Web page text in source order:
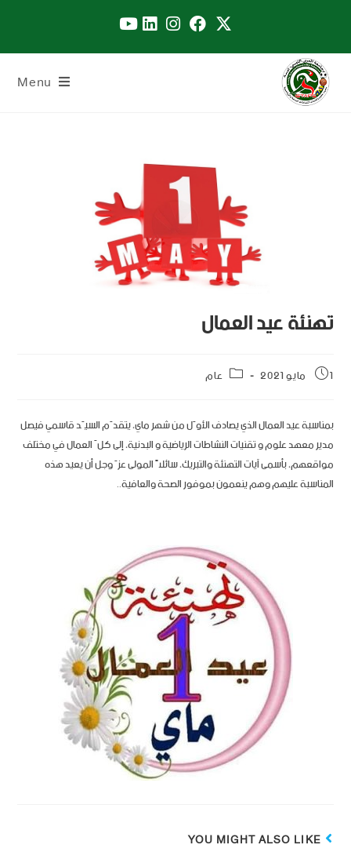
Menu
تهنئة عيد العمال
1 مايو 2021
عام
بمناسبة عيد العمال الذي يصادف الأوّل من شهر ماي، يتقدّم السيّد قاسمي فيصل
مدير معهد علوم و تقنيات النشاطات الرياضية و البدنية، إلى كلّ العمال في مختلف
مواقعهم، بأسمى آيات التهنئة والتبريك، سائلاً المولى عزّ وجل أن يعيد هذه
المناسبة عليهم وهم ينعمون بموفور الصحة والعافية..
YOU MIGHT ALSO LIKE